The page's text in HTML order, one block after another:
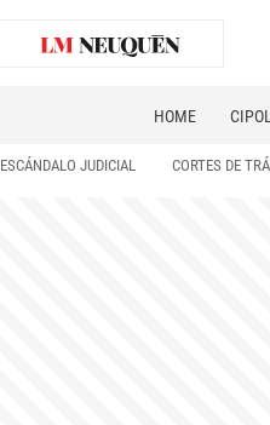
HOME
ESCÁNDALO JUDICIAL CORTES DE